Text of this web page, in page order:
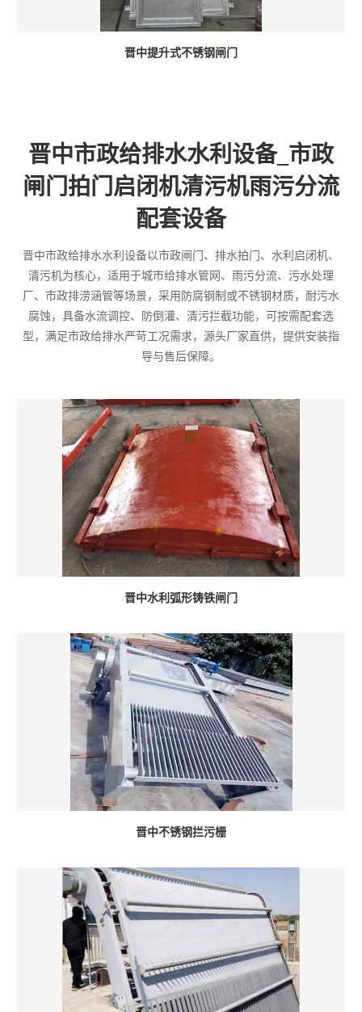
晋中提升式不锈钢闸门
晋中市政给排水水利设备_市政
闸门拍门启闭机清污机雨污分流
配套设备
晋中市政给排水水利设备以市政闸门、排水拍门、水利启闭机、
清污机为核心，适用于城市给排水管网、雨污分流、污水处理
厂、市政排涝涵管等场景，采用防腐钢制或不锈钢材质，耐污水
腐蚀，具备水流调控、防倒灌、清污拦截功能，可按需配套选
型，满足市政给排水严苛工况需求，源头厂家直供，提供安装指
导与售后保障。
晋中水利弧形铸铁闸门
晋中不锈钢拦污栅